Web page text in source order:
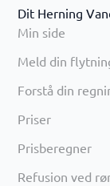
Dit Herning
Min side
Meld din
Forstå din
Priser
Prisberegner
Refusion ved